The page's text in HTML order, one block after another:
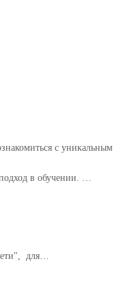
с уникальным
в обучении. ⁣…
для…